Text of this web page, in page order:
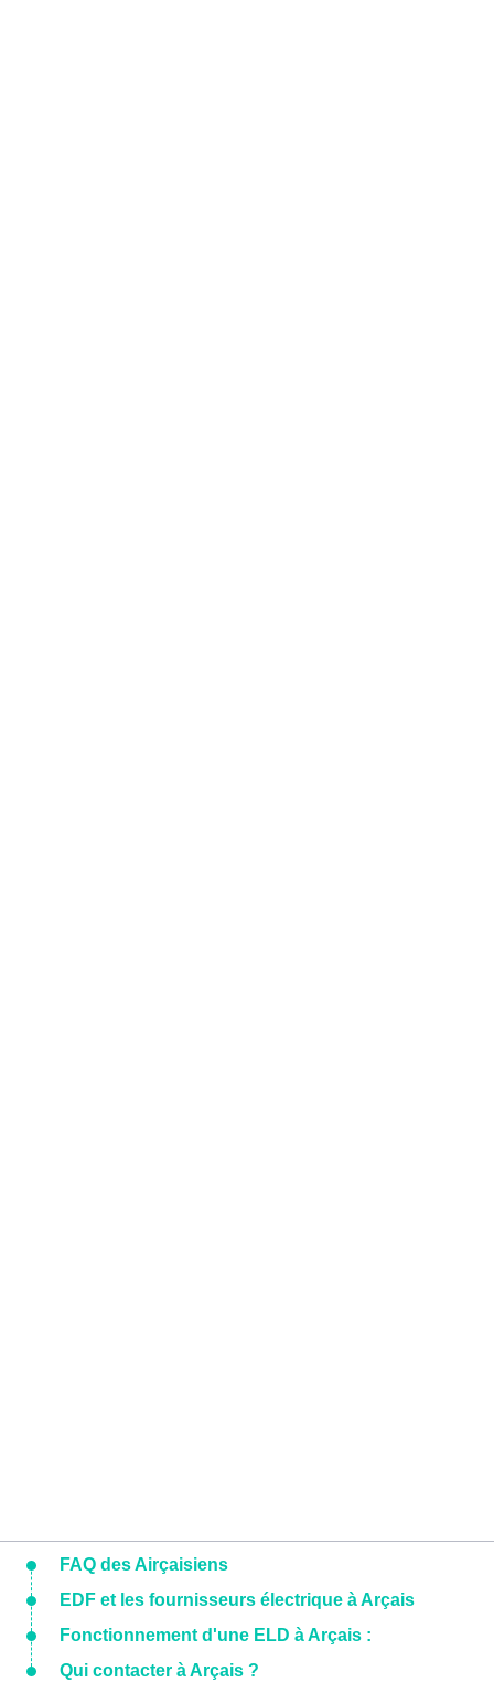
FAQ des Airçaisiens
EDF et les fournisseurs électrique à Arçais
Fonctionnement d'une ELD à Arçais :
Qui contacter à Arçais ?